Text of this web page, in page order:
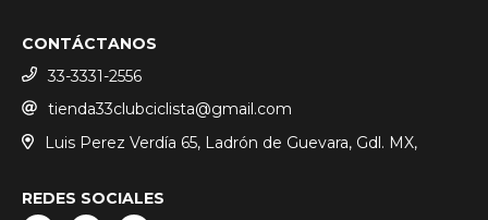
CONTÁCTANOS
33-3331-2556
tienda33clubciclista@gmail.com
Luis Perez Verdía 65, Ladrón de Guevara, Gdl. MX,
REDES SOCIALES